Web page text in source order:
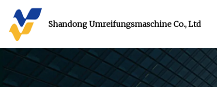
Shandong Umreifungsmaschine Co., Ltd